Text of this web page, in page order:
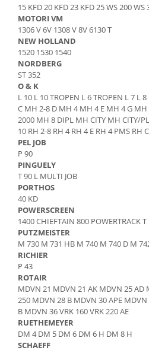
Incarcator 36V
Indicator incarcare baterii
Redresor 48V
Diagnoza
Consola diagnoza
Telecomenzi
Telecomanda utilaje
Accesorii si piese telecomanda
Piese hidraulice
Pompa coborare de urgenta
Reductor
Electrovalve - supapa hidraulica
Cilindri hidraulici
Hidromotoare
Rezervor ulei hidraulic
Supapa - cartus hidraulic
Blocuri hidraulice
Pompa hidraulica
Uleiuri si filtre
Filtre aer
Filtre combustibil
Filtre hidraulice
Piese Sandvik
Piese Rubble Master
Piese Richier
Piese Reform
Piese Powerscreen
Piese Ponsse
Piese Olympian
Piese Nordberg
Piese Norcar Logset
Piese Nokka
Piese Motori VM
Piese Ladog
Piese Kioti
Piese Iseki
Piese Ihimer
Piese Hydrema
Piese Hammel
Piese Gremo
Piese Gregoire
15 KFD 20 KFD 23 KFD 25 WS 200 WS
MOTORI VM
1306 V 6V 1308 V 8V 6130 T
NEW HOLLAND
1520 1530 1540
NORDBERG
ST 352
O & K
L 10 L 10 TROPEN L 6 TROPEN L 7 L
C MH 2-8 D MH 4 MH 4 E MH 4 G MH
2000 MH 8 DIPL MH CITY MH CITY/
10 RH 2-8 RH 4 RH 4 E RH 4 PMS RH
PEL JOB
P 90
PINGUELY
T 90 L MULTI JOB
PORTHOS
40 KD
POWERSCREEN
1400 CHIEFTAIN 800 POWERTRACK
PUTZMEISTER
M 730 M 731 HB M 740 M 740 D M
RICHIER
P 43
ROTAIR
MDVN 21 MDVN 21 AK MDVN 25 AD
250 MDVN 28 B MDVN 30 APE
B MDVN 36 VRK 160 VRK 220 AE
RUETHEMEYER
DM 4 DM 5 DM 6 DM 6 H DM 8 H
SCHAEFF